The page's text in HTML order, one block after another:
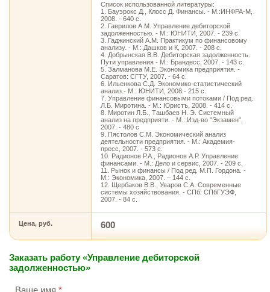
Список использованной литературы:
1. Бауэрокс Д., Клосс Д. Финансы. - М.:ИНФРА-М,
2008. - 640 с.
2. Гаврилов А.М. Управление дебиторской
задолженностью. - М.: ЮНИТИ, 2007. - 239 с.
3. Гаджинский А.М. Практикум по финансовому
анализу. - М.: Дашков и К, 2007. - 208 с.
4. Добрынская В.В. Дебиторская задолженность.
Пути управления - М.: Брандесс, 2007. - 143 с.
5. Залманова М.Е. Экономика предприятия. -
Саратов: СГТУ, 2007. - 64 с.
6. Ильенкова С.Д. Экономико-статистический
анализ.- М.: ЮНИТИ, 2008.- 215 с.
7. Управление финансовыми потоками / Под ред.
Л.Б. Миротина. - М.: Юристъ, 2008. - 414 с.
8. Миротин Л.Б., Ташбаев Н. Э. Системный
анализ на предприяти. - М.: Изд-во "Экзамен",
2007. - 480 с
9. Пястолов С.М. Экономический анализ
деятельности предприятия. - М.: Академия-
пресс, 2007. - 573 с.
10. Радионов Р.А., Радионов А.Р. Управление
финансами. - М.: Дело и сервис, 2007. - 209 с.
11. Рынок и финансы / Под ред. М.П. Гордона. -
М.: Экономика, 2007. – 144 с.
12. Щербаков В.В., Уваров С.А. Современные
системы хозяйствования. - СПб: СПбГУЭФ,
2007. - 84 с.
Цена, руб. 600
Заказать работу «Управление дебиторской
задолженностью»
Ваше имя *